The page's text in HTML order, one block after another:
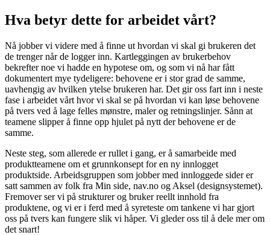
Hva betyr dette for arbeidet vårt?
Nå jobber vi videre med å finne ut hvordan vi skal gi brukeren det
de trenger når de logger inn. Kartleggingen av brukerbehov
bekrefter noe vi hadde en hypotese om, og som vi nå har fått
dokumentert mye tydeligere: behovene er i stor grad de samme,
uavhengig av hvilken ytelse brukeren har. Det gir oss fart inn i neste
fase i arbeidet vårt hvor vi skal se på hvordan vi kan løse behovene
på tvers ved å lage felles mønstre, maler og retningslinjer. Sånn at
teamene slipper å finne opp hjulet på nytt der behovene er de
samme.
Neste steg, som allerede er rullet i gang, er å samarbeide med
produktteamene om et grunnkonsept for en ny innlogget
produktside. Arbeidsgruppen som jobber med innloggede sider er
satt sammen av folk fra Min side, nav.no og Aksel (designsystemet).
Fremover ser vi på strukturer og bruker reellt innhold fra
produktene, og vi er i ferd med å syreteste om tankene vi har gjort
oss på tvers kan fungere slik vi håper. Vi gleder oss til å dele mer om
det snart!